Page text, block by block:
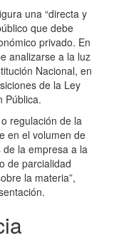
una “directa y
que debe
privado. En
analizarse a la luz
Nacional, en
de la Ley
Pública.
regulación de la
en el volumen de
la empresa a la
de parcialidad
la materia”,